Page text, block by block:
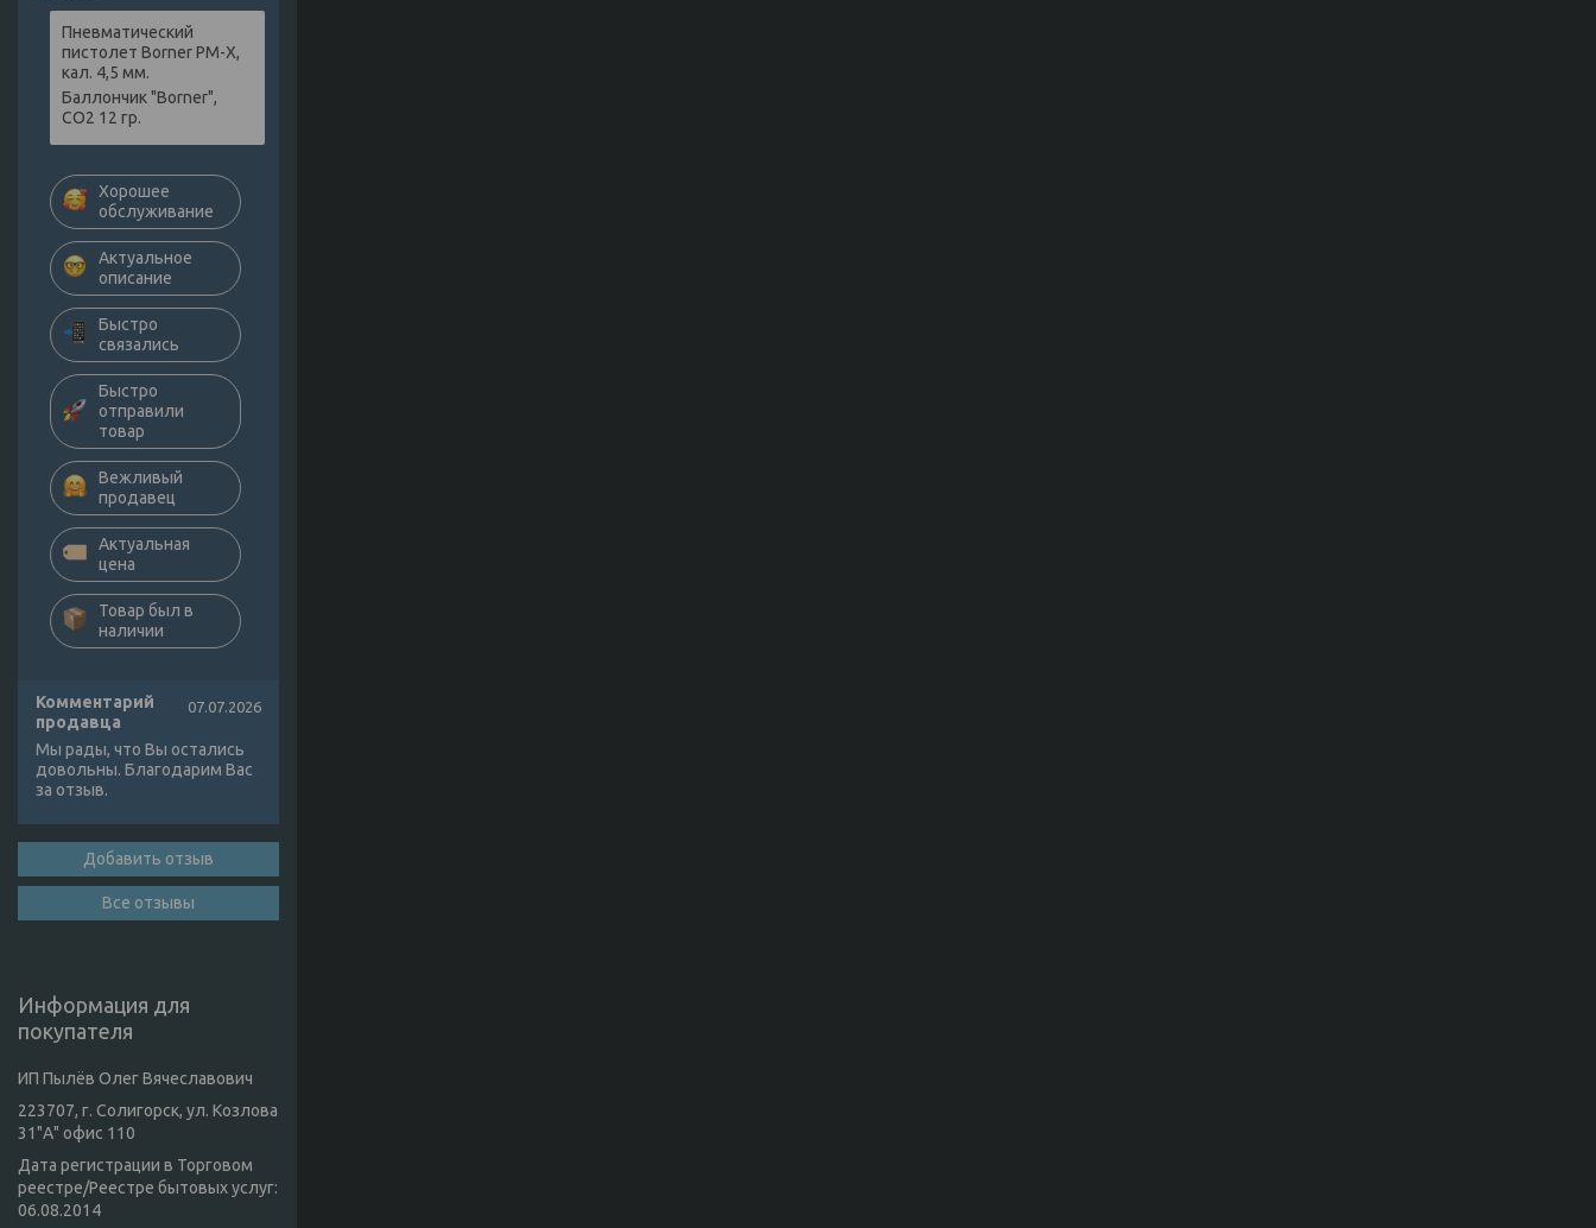
Пневматический
пистолет Borner PM-X,
кал. 4,5 мм.
Баллончик "Borner",
СО2 12 гр.
Хорошее
обслуживание
Актуальное
описание
Быстро
связались
Быстро
отправили
товар
Вежливый
продавец
Актуальная
цена
Товар был в
наличии
Комментарий
продавца
07.07.2026
Мы рады, что Вы остались
довольны. Благодарим Вас
за отзыв.
Добавить отзыв
Все отзывы
Информация для
покупателя
ИП Пылёв Олег Вячеславович
223707, г. Солигорск, ул. Козлова
31"А" офис 110
Дата регистрации в Торговом
реестре/Реестре бытовых услуг:
06.08.2014